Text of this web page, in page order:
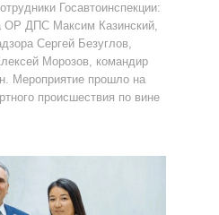
Госавтоинспекции:
ОР ДПС Максим Казинский,
Сергей Безуглов,
Морозов, командир
Мероприятие прошло на
происшествия по вине